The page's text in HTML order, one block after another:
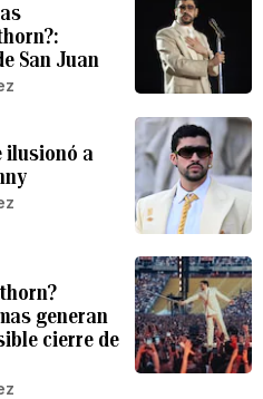
San Juan
ilusionó a
generan
cierre de